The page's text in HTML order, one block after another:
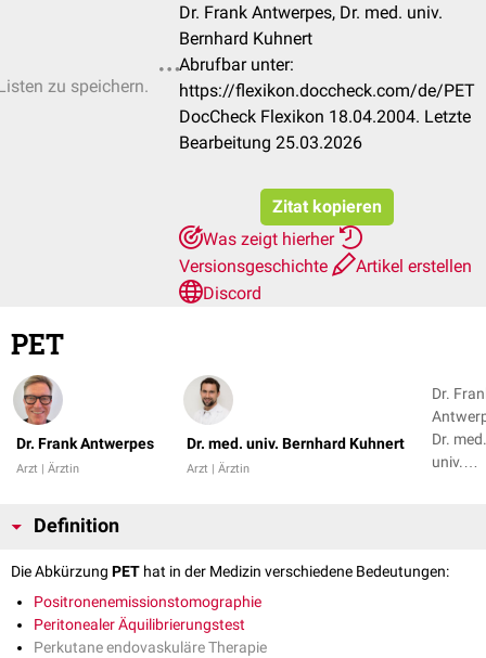
zu speichern.
Dr. Frank Antwerpes, Dr. med. univ.
Bernhard Kuhnert
Abrufbar unter:
https://flexikon.doccheck.com/de/PET
DocCheck Flexikon 18.04.2004. Letzte
Bearbeitung 25.03.2026
Zitat kopieren
Was zeigt hierher
Versionsgeschichte
Artikel erstellen
Discord
PET
Dr. Frank Antwerpes
Arzt | Ärztin
Dr. med. univ. Bernhard Kuhnert
Arzt | Ärztin
Dr.
Dr. med.
univ.
Definition
Die Abkürzung PET hat in der Medizin verschiedene Bedeutungen:
Positronenemissionstomographie
Peritonealer Äquilibrierungstest
Perkutane endovaskuläre Therapie